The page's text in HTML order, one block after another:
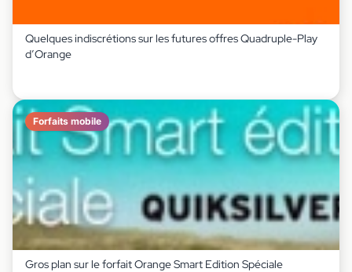
Quelques indiscrétions sur les futures offres Quadruple-Play
d’Orange
Forfaits mobile
Gros plan sur le forfait Orange Smart Edition Spéciale